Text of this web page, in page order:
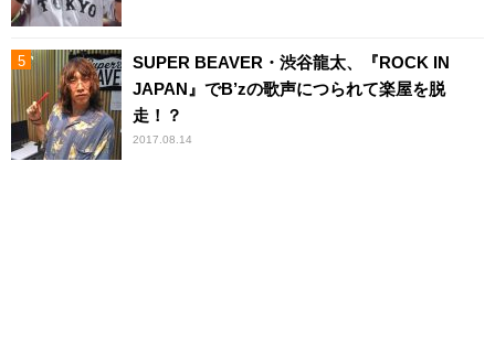
SUPER BEAVER・渋谷龍太、『ROCK IN
JAPAN』でB’zの歌声につられて楽屋を脱
走！？
2017.08.14